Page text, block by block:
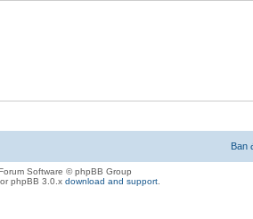
Ban
Software © phpBB Group
phpBB 3.0.x download and support.